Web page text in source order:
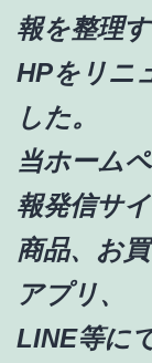
報を整理
HPをリニ
した。
当ホーム
報発信サ
商品、お
アプリ、
LINE等に